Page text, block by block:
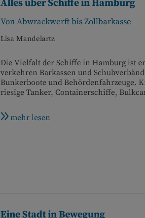
Alles über Schiffe in Hamburg
Von Abwrackwerft bis Zollbarkasse
Lisa Mandelartz
Die Vielfalt der Schiffe in Hamburg ist
verkehren Barkassen und
Bunkerboote und Behördenfahrzeuge.
riesige Tanker, Containerschiffe,
mehr lesen
Eine Stadt in Bewegung